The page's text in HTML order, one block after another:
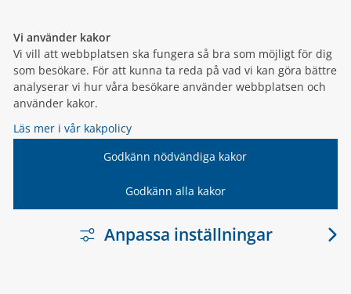
Vi använder kakor
Vi vill att webbplatsen ska fungera så bra som möjligt för dig
som besökare. För att kunna ta reda på vad vi kan göra bättre
analyserar vi hur våra besökare använder webbplatsen och
använder kakor.
Läs mer i vår kakpolicy
Godkänn nödvändiga kakor
Godkänn alla kakor
Anpassa inställningar
styrmedel. Det visar vilka mål kommunen har för
utvecklingen av samhället och hur kommunens
resurser – alltså skattepengarna – ska fördelas
mellan olika verksamh...
21 januari 2026
Inställt
sammanträde
På grund av för få ärenden har